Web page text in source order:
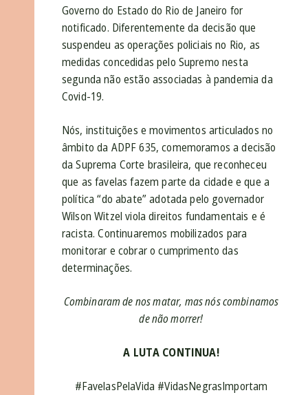
Governo do Estado do Rio de Janeiro for
notificado. Diferentemente da decisão que
suspendeu as operações policiais no Rio, as
medidas concedidas pelo Supremo nesta
segunda não estão associadas à pandemia da
Covid-19.
Nós, instituições e movimentos articulados no
âmbito da ADPF 635, comemoramos a decisão
da Suprema Corte brasileira, que reconheceu
que as favelas fazem parte da cidade e que a
política “do abate” adotada pelo governador
Wilson Witzel viola direitos fundamentais e é
racista. Continuaremos mobilizados para
monitorar e cobrar o cumprimento das
determinações.
Combinaram de nos matar, mas nós combinamos
de não morrer!
A LUTA CONTINUA!
#FavelasPelaVida #VidasNegrasImportam